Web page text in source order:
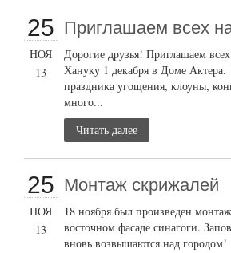
25
НОЯ
13
Приглашаем всех
Дорогие друзья! Приглашаем всех
Хануку 1 декабря в Доме
праздника угощения, клоуны,
много...
Читать далее
25
НОЯ
13
Монтаж скрижалей
18 ноября был произведен
восточном фасаде синагоги.
вновь возвышаются над городом!